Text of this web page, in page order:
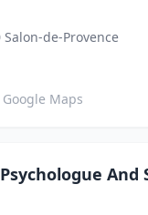
de-Provence
Google Maps
And